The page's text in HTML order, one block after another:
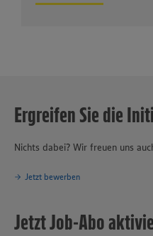
Ergreifen Sie die
Nichts dabei? Wir freuen uns
Jetzt bewerben
Jetzt Job-Abo